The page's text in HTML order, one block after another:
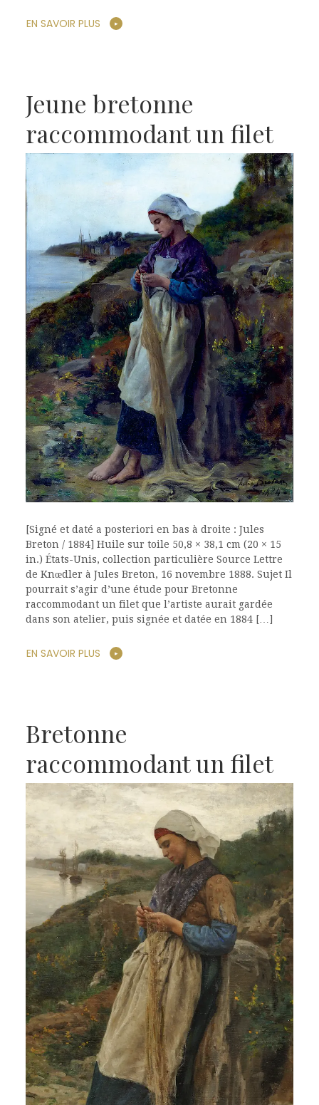
EN SAVOIR PLUS
Jeune bretonne
raccommodant un filet
[Signé et daté a posteriori en bas à droite : Jules
Breton / 1884] Huile sur toile 50,8 × 38,1 cm (20 × 15
in.) États-Unis, collection particulière Source Lettre
de Knœdler à Jules Breton, 16 novembre 1888. Sujet Il
pourrait s’agir d’une étude pour Bretonne
raccommodant un filet que l’artiste aurait gardée
dans son atelier, puis signée et datée en 1884 […]
EN SAVOIR PLUS
Bretonne
raccommodant un filet